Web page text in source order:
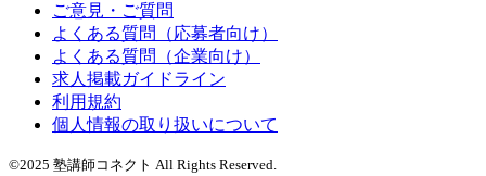
ご意見・ご質問
よくある質問（応募者向け）
よくある質問（企業向け）
求人掲載ガイドライン
利用規約
個人情報の取り扱いについて
©2025 塾講師コネクト All Rights Reserved.